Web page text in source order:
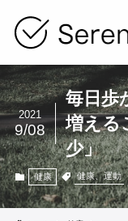
毎日歩
増える
少」
2021
9/08
健康 健康、運動